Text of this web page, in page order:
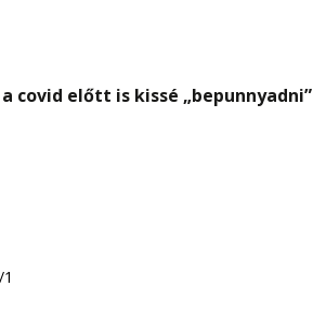
covid előtt is kissé „bepunnyadni”